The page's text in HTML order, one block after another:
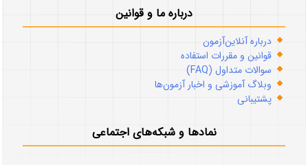
درباره ما و قوانین
درباره آنلاین‌آزمون
قوانین و مقررات استفاده
سوالات متداول (FAQ)
وبلاگ آموزشی و اخبار آزمون‌ها
پشتیبانی
نمادها و شبکه‌های اجتماعی